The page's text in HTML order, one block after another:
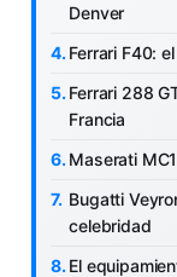
Denver
Ferrari F40:
Ferrari 288
Francia
Maserati
Bugatti
celebridad
El